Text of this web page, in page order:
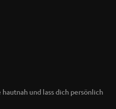
und lass dich persönlich